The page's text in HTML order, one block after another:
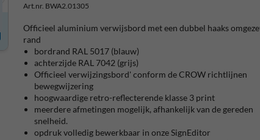
Art.nr. BWA2.01305
Officieel aluminium verwijsbord met een dubbel haaks
rand
bordrand RAL 5017 (blauw)
achterzijde RAL 7042 (grijs)
Officieel verwijzingsbord' conform de CROW richtlijnen
bewegwijzering
hoogwaardige retro-reflecterende klasse 3 print
meerdere afmetingen mogelijk, afhankelijk van de gereden
snelheid.
opdruk volledig bewerkbaar in onze SignEditor